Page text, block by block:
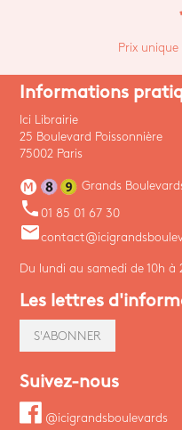
Prix
Informations
Ici Librairie
25 Boulevard Poissonnière
75002 Paris
Grands
phone 01 85 01 67 30
email
Du lundi au samedi de 10h à
Les lettres
S'ABONNER
Suivez-nous
@icigrandsboulevards